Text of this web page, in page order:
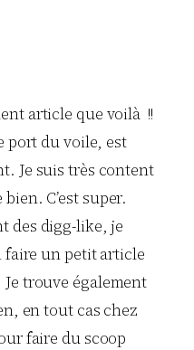
article que voilà !!
port du voile, est
Je suis très content
C’est super.
des digg-like, je
faire un petit article
trouve également
en tout cas chez
faire du scoop